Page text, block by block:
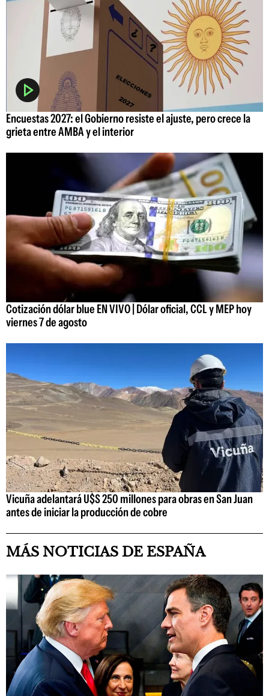
Encuestas 2027: el Gobierno resiste el ajuste, pero crece la
grieta entre AMBA y el interior
Cotización dólar blue EN VIVO | Dólar oficial, CCL y MEP hoy
viernes 7 de agosto
Vicuña adelantará U$S 250 millones para obras en San Juan
antes de iniciar la producción de cobre
MÁS NOTICIAS DE ESPAÑA